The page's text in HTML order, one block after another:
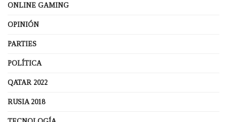
ONLINE GAMING
OPINIÓN
PARTIES
POLÍTICA
QATAR 2022
RUSIA 2018